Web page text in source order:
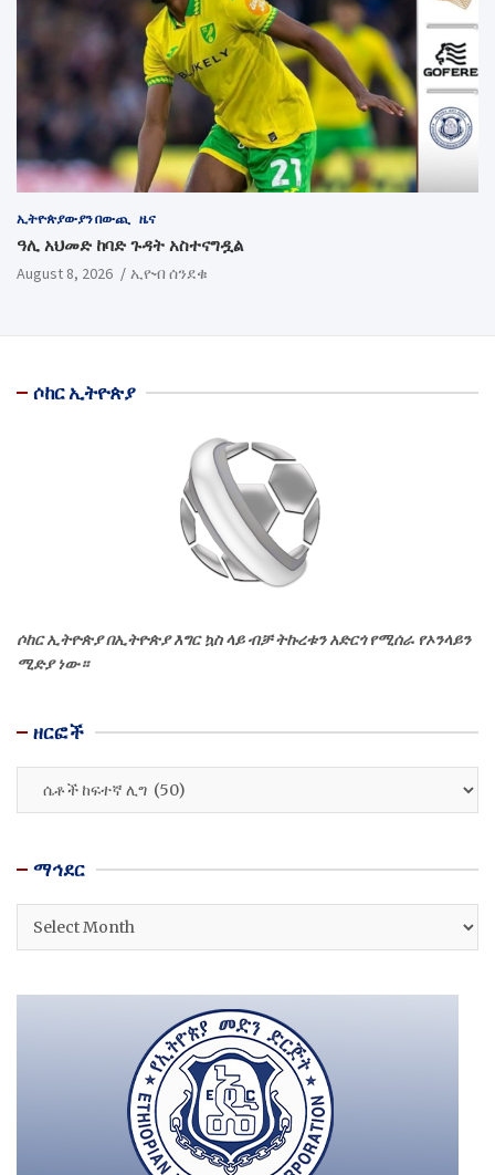
ኢትዮጵያውያን በውጪ ዜና
ዓሊ አህመድ ከባድ ጉዳት አስተናግዷል
August 8, 2026 ኢዮብ ሰንደቁ
ሶከር ኢትዮጵያ
ሶከር ኢትዮጵያ በኢትዮጵያ እግር ኳስ ላይ ብቻ ትኩረቱን አድርጎ የሚሰራ የኦንላይን
ሚድያ ነው።
ዘርፎች
ማኅደር
ማኅደር